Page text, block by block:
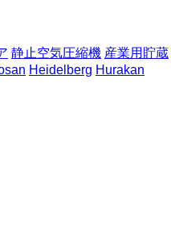
静止空気圧縮機 産業用貯蔵
Heidelberg Hurakan